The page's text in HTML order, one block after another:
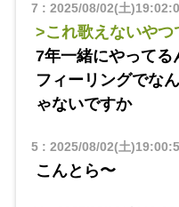
7 : 2025/08/02(土
>これ歌えないや
7年一緒にやってる
フィーリングでな
ゃないですか
5: 2025/08/02(土
こんとら〜